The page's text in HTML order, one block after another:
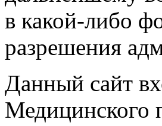
в какой-либо
разрешения
Данный сайт
Медицинского